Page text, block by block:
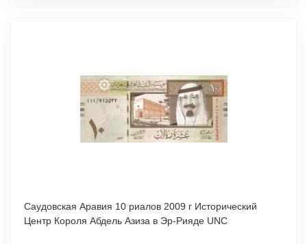
Саудовская Аравия 10 риалов 2009 г Исторический
Центр Короля Абдель Азиза в Эр-Рияде UNC